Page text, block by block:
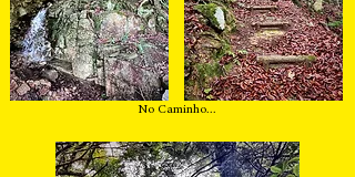
No Caminho...